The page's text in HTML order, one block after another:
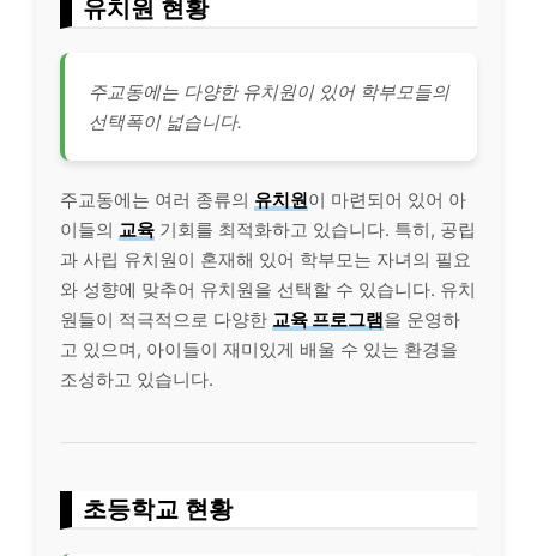
유치원 현황
주교동에는 다양한 유치원이 있어 학부모들의
선택폭이 넓습니다.
주교동에는 여러 종류의 유치원이 마련되어 있어 아
이들의 교육 기회를 최적화하고 있습니다. 특히, 공립
과 사립 유치원이 혼재해 있어 학부모는 자녀의 필요
와 성향에 맞추어 유치원을 선택할 수 있습니다. 유치
원들이 적극적으로 다양한 교육 프로그램을 운영하
고 있으며, 아이들이 재미있게 배울 수 있는 환경을
조성하고 있습니다.
초등학교 현황